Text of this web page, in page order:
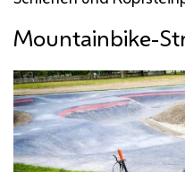
Mountainbike-